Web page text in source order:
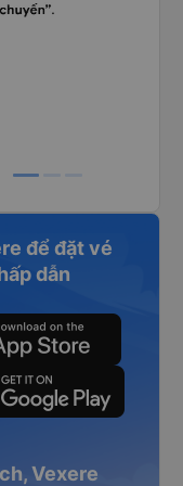
để đặt vé
dẫn
Vexere